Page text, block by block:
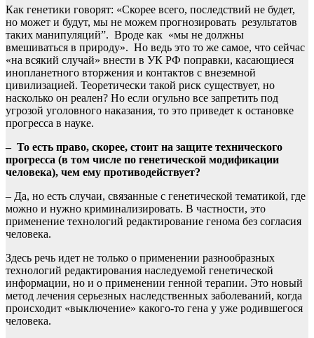
Как генетики говорят: «Скорее всего, последствий не будет,
но может и будут, мы не можем прогнозировать результатов
таких манипуляций”. Вроде как «мы не должны
вмешиваться в природу». Но ведь это то же самое, что сейчас
«на всякий случай» внести в УК РФ поправки, касающиеся
инопланетного вторжения и контактов с внеземной
цивилизацией. Теоретически такой риск существует, но
насколько он реален? Но если огульно все запретить под
угрозой уголовного наказания, то это приведет к остановке
прогресса в науке.
– То есть право, скорее, стоит на защите технического
прогресса (в том числе по генетической модификации
человека), чем ему противодействует?
– Да, но есть случаи, связанные с генетической тематикой, где
можно и нужно криминализировать. В частности, это
применение технологий редактирование генома без согласия
человека.
Здесь речь идет не только о применении разнообразных
технологий редактирования наследуемой генетической
информации, но и о применении генной терапии. Это новый
метод лечения серьезных наследственных заболеваний, когда
происходит «выключение» какого-то гена у уже родившегося
человека.